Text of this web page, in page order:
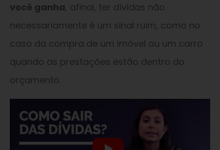
você ganha, afinal, ter dívidas não
necessariamente é um sinal ruim, como no
caso da compra de um imóvel ou um carro
quando as prestações estão dentro do
orçamento.